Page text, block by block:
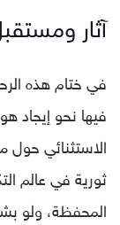
آثار
في ختام هذه
فيها نحو إيجاد
الاستثنائي حول
ثورية في عالم
المحفظة، ولو